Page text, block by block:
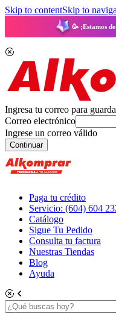
Skip to contentSkip to
🥳 ¡Estamos
Ingresa tu correo para
Correo electrónico
Ingrese un correo válido
Continuar
Paga tu crédito
Servicio: (604) 604
Catálogo
Sigue Tu Pedido
Consulta tu factura
Nuestras Tiendas
Blog
Ayuda